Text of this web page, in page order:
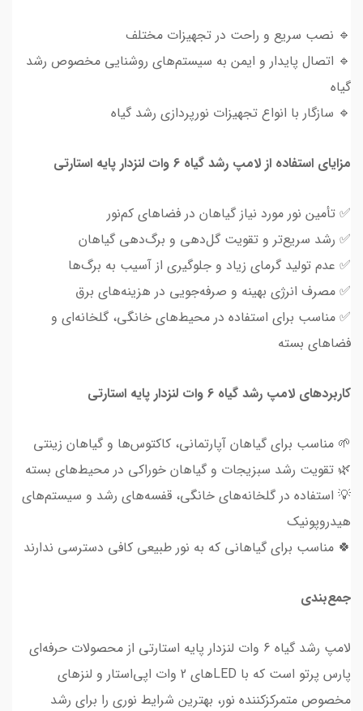
🔹 نصب سریع و راحت در تجهیزات مختلف
🔹 اتصال پایدار و ایمن به سیستم‌های روشنایی مخصوص رشد
گیاه
🔹 سازگار با انواع تجهیزات نورپردازی رشد گیاه
مزایای استفاده از لامپ رشد گیاه 6 وات لنزدار پایه استارتی
✅ تأمین نور مورد نیاز گیاهان در فضاهای کم‌نور
✅ رشد سریع‌تر و تقویت گل‌دهی و برگ‌دهی گیاهان
✅ عدم تولید گرمای زیاد و جلوگیری از آسیب به برگ‌ها
✅ مصرف انرژی بهینه و صرفه‌جویی در هزینه‌های برق
✅ مناسب برای استفاده در محیط‌های خانگی، گلخانه‌ای و
فضاهای بسته
کاربردهای لامپ رشد گیاه 6 وات لنزدار پایه استارتی
🌱 مناسب برای گیاهان آپارتمانی، کاکتوس‌ها و گیاهان زینتی
🌿 تقویت رشد سبزیجات و گیاهان خوراکی در محیط‌های بسته
💡 استفاده در گلخانه‌های خانگی، قفسه‌های رشد و سیستم‌های
هیدروپونیک
🍀 مناسب برای گیاهانی که به نور طبیعی کافی دسترسی ندارند
جمع‌بندی
لامپ رشد گیاه 6 وات لنزدار پایه استارتی از محصولات حرفه‌ای
پارس پرتو است که با LEDهای 2 وات اپی‌استار و لنزهای
مخصوص متمرکزکننده نور، بهترین شرایط نوری را برای رشد